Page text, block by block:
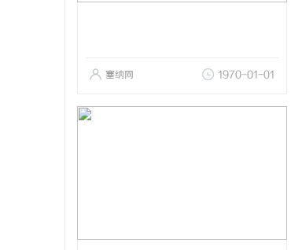
塞纳网 1970-01-01